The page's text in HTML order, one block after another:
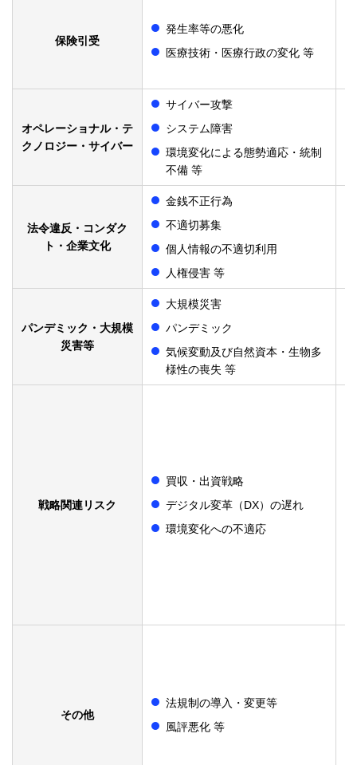
保険引受​
発生率等の悪化
医療技術・医療行政の変化 等
オペレーショナル・テ
クノロジー・サイバー​
サイバー攻撃
システム障害
環境変化による態勢適応・統制
不備 等
法令違反・コンダク
ト・企業文化​
金銭不正行為
不適切募集
個人情報の不適切利用
人権侵害 等
パンデミック・大規模
災害等​
大規模災害
パンデミック
気候変動及び自然資本・生物多
様性の喪失 等
戦略関連リスク​
買収・出資戦略
デジタル変革（DX）の遅れ
環境変化への不適応
その他​
法規制の導入・変更等
風評悪化 等